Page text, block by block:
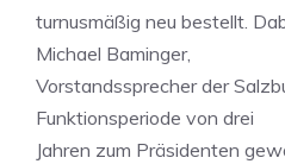
turnusmäßig neu bestellt.
Michael Baminger,
Vorstandssprecher der
Funktionsperiode von drei
Jahren zum Präsidenten